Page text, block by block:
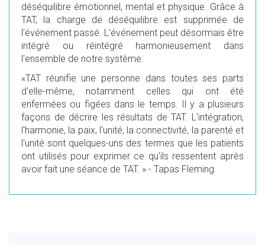
déséquilibre émotionnel, mental et physique. Grâce à
TAT, la charge de déséquilibre est supprimée de
l'événement passé. L'événement peut désormais être
intégré ou réintégré harmonieusement dans
l'ensemble de notre système.
«TAT réunifie une personne dans toutes ses parts
d'elle-même, notamment celles qui ont été
enfermées ou figées dans le temps. Il y a plusieurs
façons de décrire les résultats de TAT. L'intégration,
l'harmonie, la paix, l'unité, la connectivité, la parenté et
l'unité sont quelques-uns des termes que les patients
ont utilisés pour exprimer ce qu'ils ressentent après
avoir fait une séance de TAT. » - Tapas Fleming